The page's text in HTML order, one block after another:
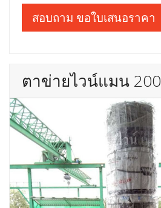
สอบถาม ขอใบเสนอราคา
ตาข่ายไวน์แมน 200